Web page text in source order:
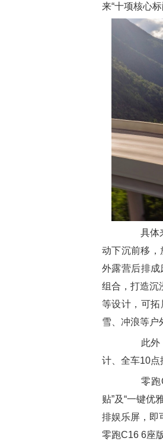
来“十项核心标
具体来
动下沉前移，
外露营后排
组合，打造沉
等设计，可
雪、冲浪等户
此外，
计、全车10点
零跑
贴”及“一键优
排娱乐屏，即
零跑C16 6座